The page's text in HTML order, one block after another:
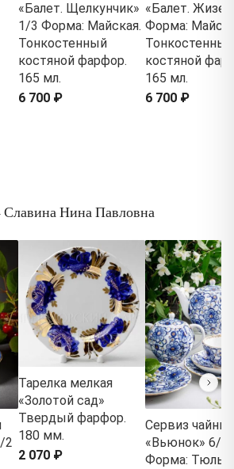
«Балет. Щелкунчик»
1/3 Форма: Майская.
Тонкостенный
костяной фарфор.
165 мл.
6 700 ₽
«Балет.
Форма:
Тонкостенный
костяной
165 мл.
6 700 ₽
Нина Павловна
2
Тарелка мелкая
«Золотой сад»
Твердый фарфор.
180 мм.
2 070 ₽
Сервиз
«Вьюнок» 6/
Форма: